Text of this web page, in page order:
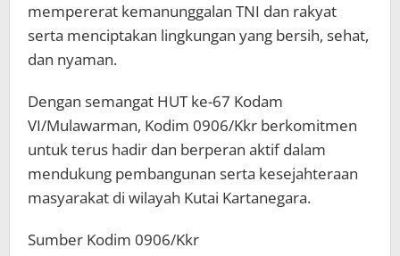
mempererat kemanunggalan TNI dan rakyat
serta menciptakan lingkungan yang bersih, sehat,
dan nyaman.
Dengan semangat HUT ke-67 Kodam
VI/Mulawarman, Kodim 0906/Kkr berkomitmen
untuk terus hadir dan berperan aktif dalam
mendukung pembangunan serta kesejahteraan
masyarakat di wilayah Kutai Kartanegara.
Sumber Kodim 0906/Kkr